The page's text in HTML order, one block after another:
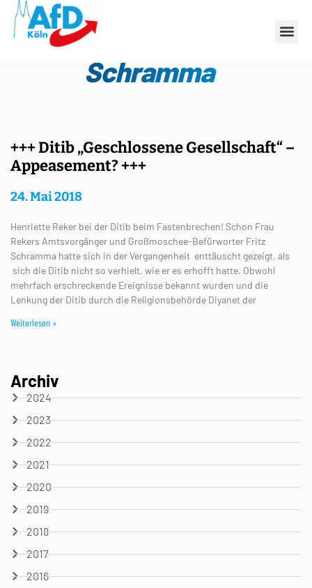
Schlagwort: Fritz
Schramma
+++ Ditib „Geschlossene Gesellschaft“ –
Appeasement? +++
24. Mai 2018
Henriette Reker bei der Ditib beim Fastenbrechen! Schon Frau
Rekers Amtsvorgänger und Großmoschee-Befürworter Fritz
Schramma hatte sich in der Vergangenheit enttäuscht gezeigt, als
sich die Ditib nicht so verhielt, wie er es erhofft hatte. Obwohl
mehrfach erschreckende Ereignisse bekannt wurden und die
Lenkung der Ditib durch die Religionsbehörde Diyanet der
Weiterlesen »
Archiv
2024
2023
2022
2021
2020
2019
2018
2017
2016